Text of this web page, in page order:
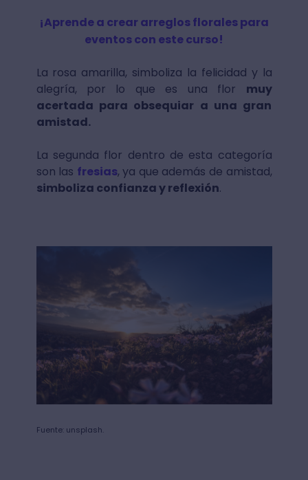
¡Aprende a crear arreglos florales para
eventos con este curso!
La rosa amarilla, simboliza la felicidad y la
alegría, por lo que es una flor muy
acertada para obsequiar a una gran
amistad.
La segunda flor dentro de esta categoría
son las fresias, ya que además de amistad,
simboliza confianza y reflexión.
Fuente: unsplash.